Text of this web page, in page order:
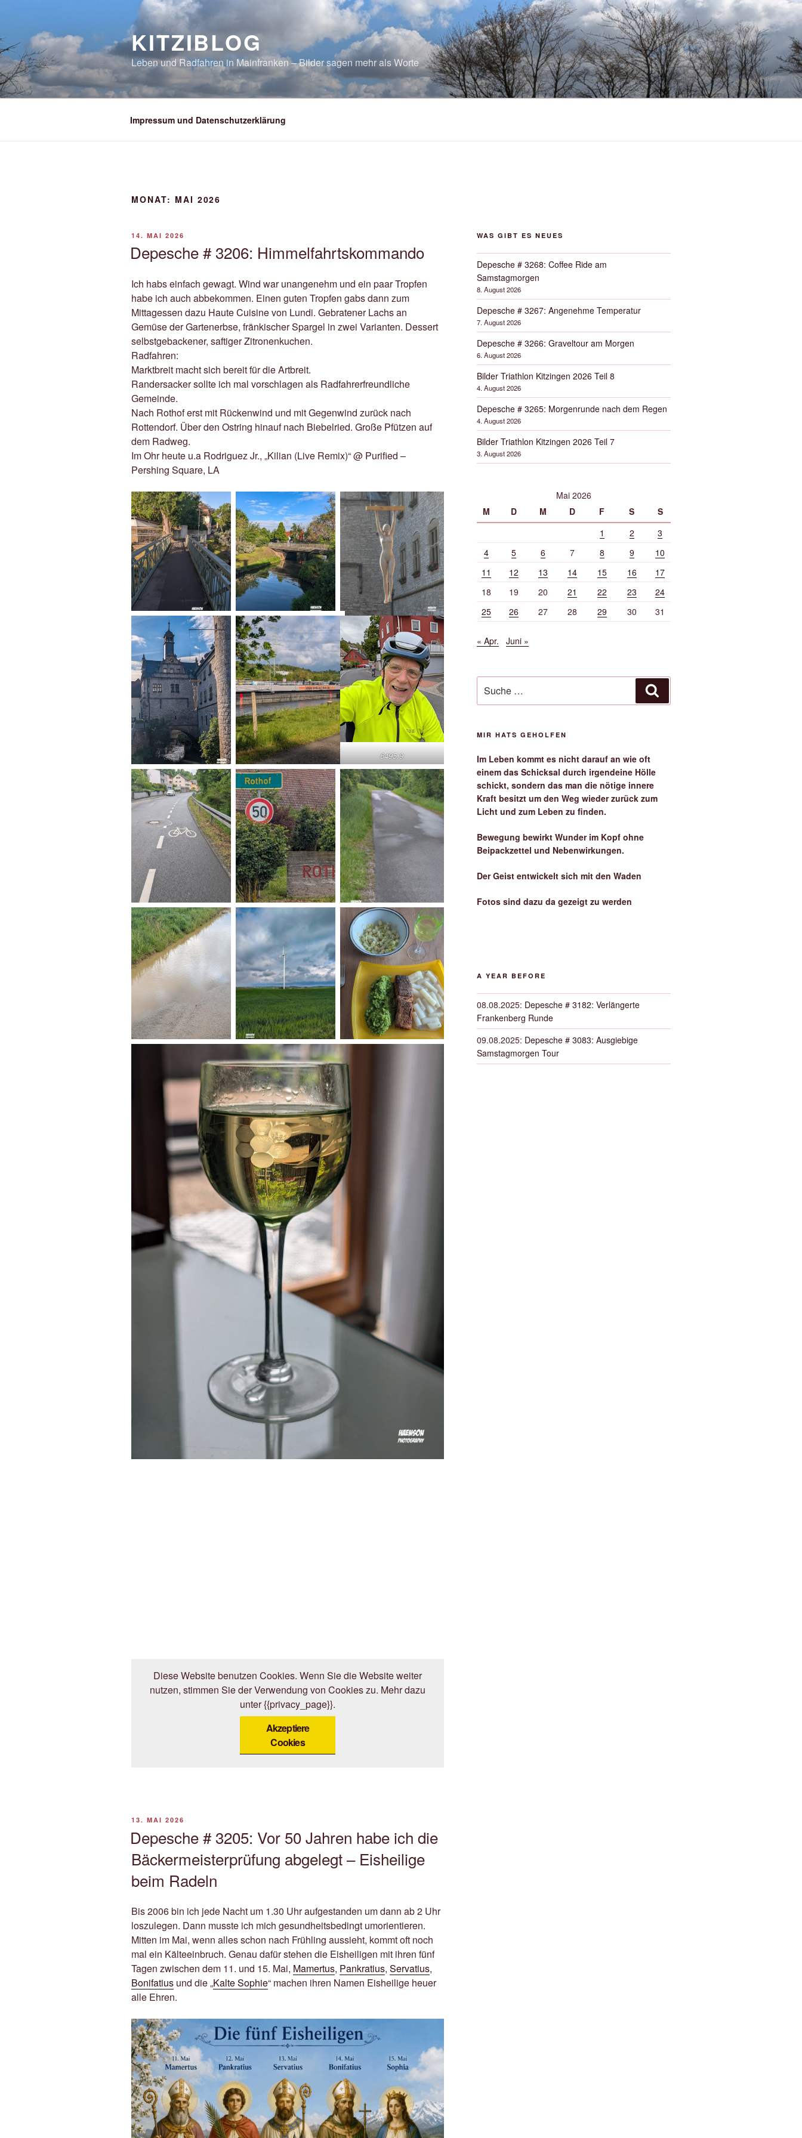
springen
KITZIBLOG
Leben und Radfahren in Mainfranken – Bilder sagen mehr als Worte
Impressum und Datenschutzerklärung
MONAT: MAI 2026
VERÖFFENTLICHT
14. MAI 2026
Depesche # 3206: Himmelfahrtskommando
Ich habs einfach gewagt. Wind war unangenehm und ein paar Tropfen
habe ich auch abbekommen. Einen guten Tropfen gabs dann zum
Mittagessen dazu Haute Cuisine von Lundi. Gebratener Lachs an
Gemüse der Gartenerbse, fränkischer Spargel in zwei Varianten. Dessert
selbstgebackener, saftiger Zitronenkuchen.
Radfahren:
Marktbreit macht sich bereit für die Artbreit.
Randersacker sollte ich mal vorschlagen als Radfahrerfreundliche
Gemeinde.
Nach Rothof erst mit Rückenwind und mit Gegenwind zurück nach
Rottendorf. Über den Ostring hinauf nach Biebelried. Große Pfützen auf
dem Radweg.
Im Ohr heute u.a Rodriguez Jr., „Kilian (Live Remix)“ @ Purified –
Pershing Square, LA
6495.9
Diese Website benutzen Cookies. Wenn Sie die Website weiter
nutzen, stimmen Sie der Verwendung von Cookies zu. Mehr dazu
unter {{privacy_page}}.
Akzeptiere
Cookies
VERÖFFENTLICHT
13. MAI 2026
Depesche # 3205: Vor 50 Jahren habe ich die
Bäckermeisterprüfung abgelegt – Eisheilige
beim Radeln
Bis 2006 bin ich jede Nacht um 1.30 Uhr aufgestanden um dann ab 2 Uhr
loszulegen. Dann musste ich mich gesundheitsbedingt umorientieren.
Mitten im Mai, wenn alles schon nach Frühling aussieht, kommt oft noch
mal ein Kälteeinbruch. Genau dafür stehen die Eisheiligen mit ihren fünf
Tagen zwischen dem 11. und 15. Mai, Mamertus, Pankratius, Servatius,
Bonifatius und die „Kalte Sophie“ machen ihren Namen Eisheilige heuer
alle Ehren.
WAS GIBT ES NEUES
Depesche # 3268: Coffee Ride am
Samstagmorgen
8. August 2026
Depesche # 3267: Angenehme Temperatur
7. August 2026
Depesche # 3266: Graveltour am Morgen
6. August 2026
Bilder Triathlon Kitzingen 2026 Teil 8
4. August 2026
Depesche # 3265: Morgenrunde nach dem Regen
4. August 2026
Bilder Triathlon Kitzingen 2026 Teil 7
3. August 2026
Mai 2026
M
D M D F S
S
1
2
3
4
5 6 7 8 9
10
11
12 13 14 15 16
17
18
19 20 21 22 23
24
25
26 27 28 29 30 31
« Apr. Juni »
nach:
MIR HATS GEHOLFEN
Im Leben kommt es nicht darauf an wie oft
einem das Schicksal durch irgendeine Hölle
schickt, sondern das man die nötige innere
Kraft besitzt um den Weg wieder zurück zum
Licht und zum Leben zu finden.
Bewegung bewirkt Wunder im Kopf ohne
Beipackzettel und Nebenwirkungen.
Der Geist entwickelt sich mit den Waden
Fotos sind dazu da gezeigt zu werden
A YEAR BEFORE
08.08.2025: Depesche # 3182: Verlängerte
Frankenberg Runde
09.08.2025: Depesche # 3083: Ausgiebige
Samstagmorgen Tour